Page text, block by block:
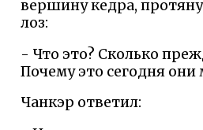
вершину кедра,
лоз:
- Что это? Сколько
Почему это сегодня они
Чанкэр ответил: